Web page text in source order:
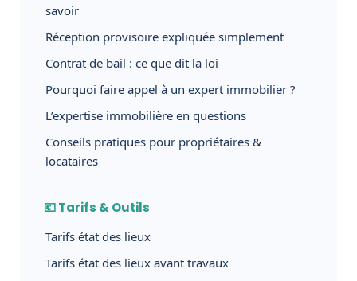
savoir
Réception provisoire expliquée simplement
Contrat de bail : ce que dit la loi
Pourquoi faire appel à un expert immobilier ?
L’expertise immobilière en questions
Conseils pratiques pour propriétaires &
locataires
💶 Tarifs & Outils
Tarifs état des lieux
Tarifs état des lieux avant travaux